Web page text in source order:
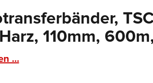
110mm,
...